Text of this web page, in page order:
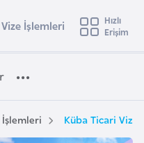
e
Vize İşlemleri
Hızlı
Erişim
İşlemleri Küba Ticari Vize